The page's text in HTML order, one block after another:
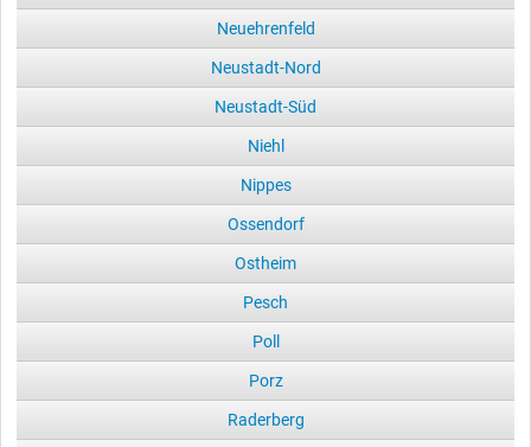
Neuehrenfeld
Neustadt-Nord
Neustadt-Süd
Niehl
Nippes
Ossendorf
Ostheim
Pesch
Poll
Porz
Raderberg